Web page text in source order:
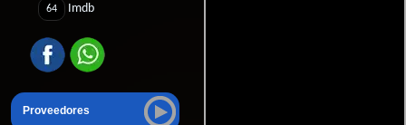
64 Imdb
Proveedores